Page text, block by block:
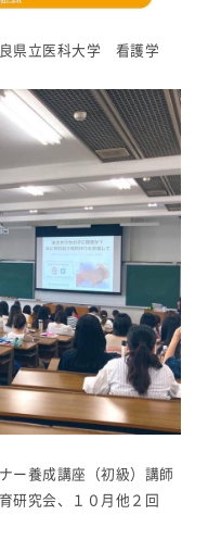
県立医科大学 看護学
ー養成講座（初級）講師
研究会、１０月他２回